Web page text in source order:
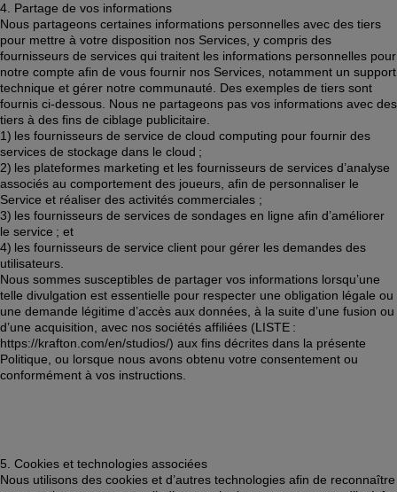
4. Partage de vos informations
Nous partageons certaines informations personnelles avec des tiers
pour mettre à votre disposition nos Services, y compris des
fournisseurs de services qui traitent les informations personnelles pour
notre compte afin de vous fournir nos Services, notamment un support
technique et gérer notre communauté. Des exemples de tiers sont
fournis ci-dessous. Nous ne partageons pas vos informations avec des
tiers à des fins de ciblage publicitaire.
1) les fournisseurs de service de cloud computing pour fournir des
services de stockage dans le cloud ;
2) les plateformes marketing et les fournisseurs de services d’analyse
associés au comportement des joueurs, afin de personnaliser le
Service et réaliser des activités commerciales ;
3) les fournisseurs de services de sondages en ligne afin d’améliorer
le service ; et
4) les fournisseurs de service client pour gérer les demandes des
utilisateurs.
Nous sommes susceptibles de partager vos informations lorsqu’une
telle divulgation est essentielle pour respecter une obligation légale ou
une demande légitime d’accès aux données, à la suite d’une fusion ou
d’une acquisition, avec nos sociétés affiliées (LISTE :
https://krafton.com/en/studios/) aux fins décrites dans la présente
Politique, ou lorsque nous avons obtenu votre consentement ou
conformément à vos instructions.
5. Cookies et technologies associées
Nous utilisons des cookies et d’autres technologies afin de reconnaître